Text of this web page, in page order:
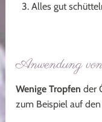
Alles gut
Anwendung
Wenige Tropfen der
zum Beispiel auf